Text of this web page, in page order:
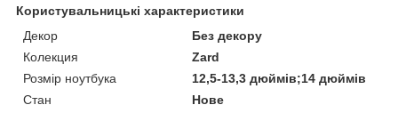
Користувальницькі характеристики
Декор
Без декору
Колекция
Zard
Розмір ноутбука
12,5-13,3 дюймів;14 дюймів
Стан
Нове